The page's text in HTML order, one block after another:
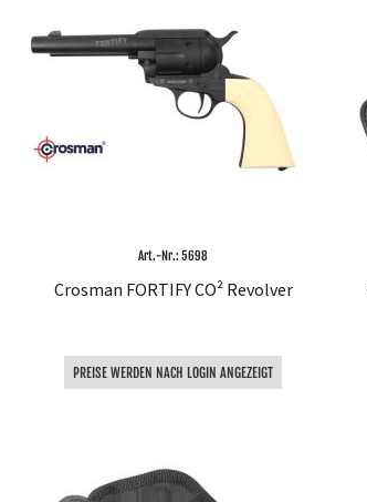
Art.-Nr.: 5698
Crosman FORTIFY CO² Revolver
PREISE WERDEN NACH LOGIN ANGEZEIGT